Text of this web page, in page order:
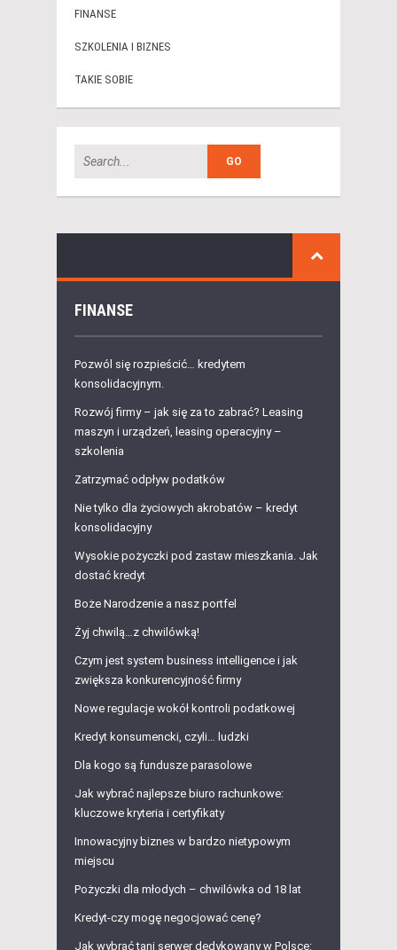
FINANSE
SZKOLENIA I BIZNES
TAKIE SOBIE
FINANSE
Pozwól się rozpieścić… kredytem
konsolidacyjnym.
Rozwój firmy – jak się za to zabrać? Leasing
maszyn i urządzeń, leasing operacyjny –
szkolenia
Zatrzymać odpływ podatków
Nie tylko dla życiowych akrobatów – kredyt
konsolidacyjny
Wysokie pożyczki pod zastaw mieszkania. Jak
dostać kredyt
Boże Narodzenie a nasz portfel
Żyj chwilą…z chwilówką!
Czym jest system business intelligence i jak
zwiększa konkurencyjność firmy
Nowe regulacje wokół kontroli podatkowej
Kredyt konsumencki, czyli… ludzki
Dla kogo są fundusze parasolowe
Jak wybrać najlepsze biuro rachunkowe:
kluczowe kryteria i certyfikaty
Innowacyjny biznes w bardzo nietypowym
miejscu
Pożyczki dla młodych – chwilówka od 18 lat
Kredyt-czy mogę negocjować cenę?
Jak wybrać tani serwer dedykowany w Polsce: